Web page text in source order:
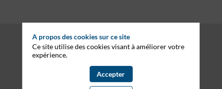
A propos des cookies sur ce site
Ce site utilise des cookies visant à améliorer votre
expérience.
Accepter